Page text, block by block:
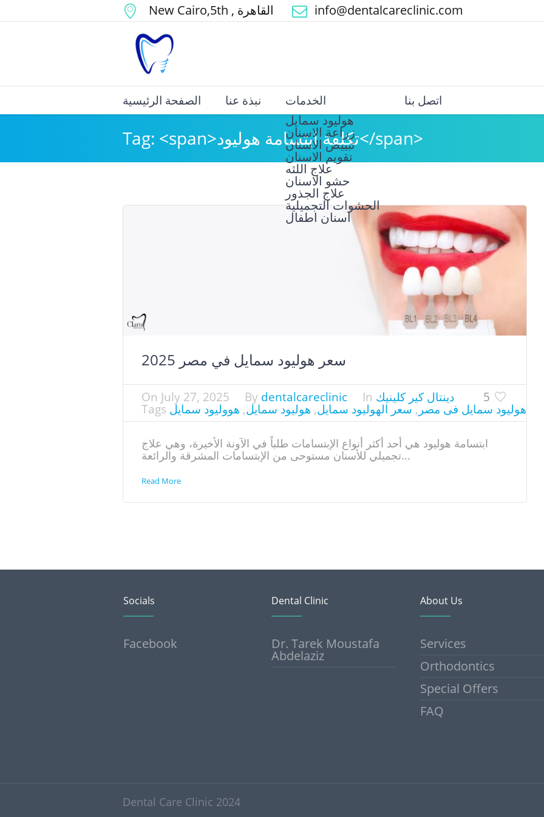
New Cairo,5th , القاهرة info@dentalcareclinic.com
الصفحة الرئيسية نبذة عنا الخدمات
هوليود سمايل
زراعة الاسنان
تبييض الاسنان
علاج اللثه
حشو الاسنان
علاج الجذور
الحشوات التجميلية
اسنان اطفال
اتصل بنا
Tag: <span>تكلفة ابتسامة هوليود</span>
سعر هوليود سمايل في مصر​ 2025
5
On July 27, 2025 By dentalcareclinic In دينتال كير كلينيك
Tags هوليود سمايل فى مصر , سعر الهوليود سمايل, هوليود سمايل, هووليود سمايل
ابتسامة هوليود هي أحد أكثر أنواع الإبتسامات طلباً في الآونة الأخيرة، وهي علاج
تجميلي للأسنان مستوحى من الإبتسامات المشرقة والرائعة...
Read More
Socials
Facebook
Dental Clinic
Dr. Tarek Moustafa
Abdelaziz
About Us
Services
Orthodontics
Special Offers
FAQ
Dental Care Clinic 2024